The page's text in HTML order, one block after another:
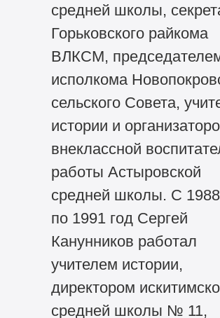
средней школы,
Горьковского райкома
ВЛКСМ,
исполкома
сельского Совета,
истории и
внеклассной
работы Астыровской
средней школы. С 1988
по 1991 год Сергей
Канунников работал
учителем истории,
директором
средней школы № 11,